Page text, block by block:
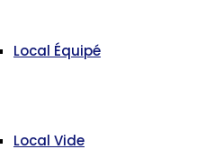
Local Équipé
Local Vide